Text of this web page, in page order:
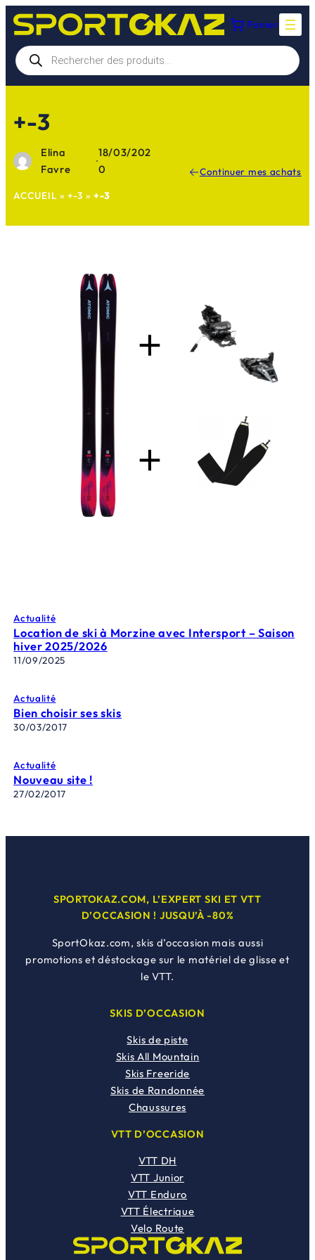
Aller
au
contenu
Panier
Recherche
de
produits
+-3
Elina
Favre
·
18/03/202
0
Continuer mes achats
ACCUEIL » +-3 » +-3
Actualité
Location de ski à Morzine avec Intersport – Saison
hiver 2025/2026
11/09/2025
Actualité
Bien choisir ses skis
30/03/2017
Actualité
Nouveau site !
27/02/2017
SPORTOKAZ.COM, L’EXPERT SKI ET VTT
D’OCCASION ! JUSQU’À -80%
SportOkaz.com, skis d’occasion mais aussi
promotions et déstockage sur le matériel de glisse et
le VTT.
SKIS D’OCCASION
Skis de piste
Skis All Mountain
Skis Freeride
Skis de Randonnée
Chaussures
VTT D’OCCASION
VTT DH
VTT Junior
VTT Enduro
VTT Électrique
Velo Route